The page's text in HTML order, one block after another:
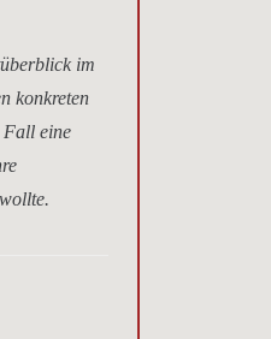
im
konkreten
Fall eine